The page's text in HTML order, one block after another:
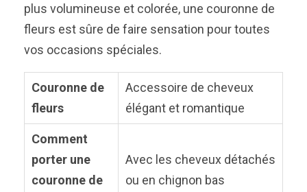
plus volumineuse et colorée, une couronne de
fleurs est sûre de faire sensation pour toutes
vos occasions spéciales.
Couronne de
fleurs
Accessoire de cheveux
élégant et romantique
Comment
porter une
couronne de
Avec les cheveux détachés
ou en chignon bas